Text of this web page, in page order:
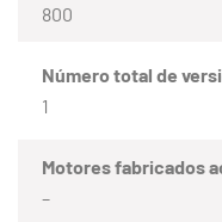
800
Número total de
1
Motores fabricados
–